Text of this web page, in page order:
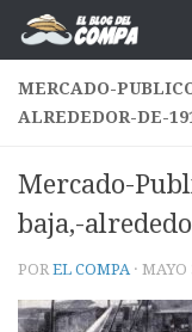
Saltar al
MERCADO-
ALREDEDOR-DE-
Mercado-
baja,-
POR EL COMPA · MAYO